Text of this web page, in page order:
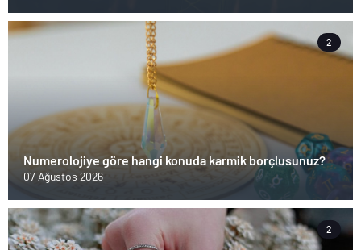
2
Numerolojiye göre hangi konuda karmik borçlusunuz?
07 Ağustos 2026
2